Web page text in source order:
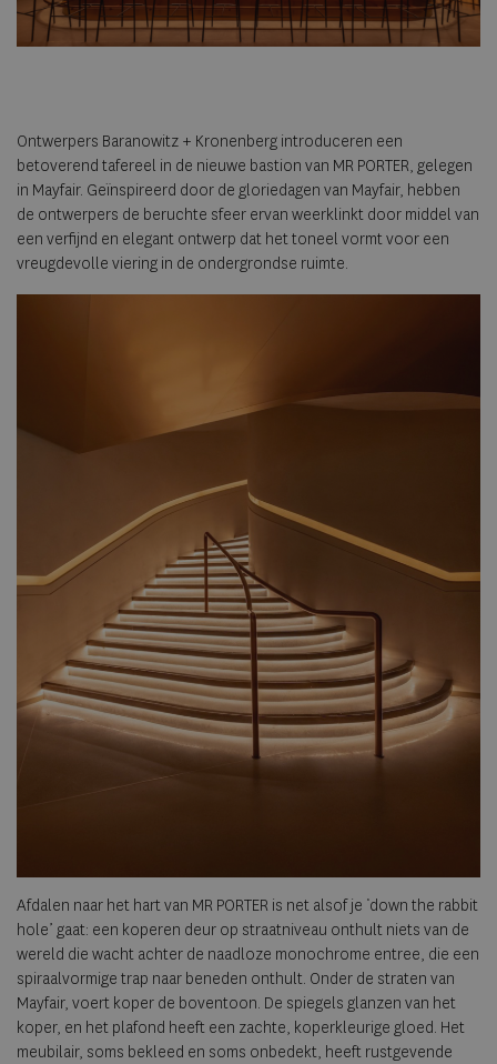
Ontwerpers Baranowitz + Kronenberg introduceren een
betoverend tafereel in de nieuwe bastion van MR PORTER, gelegen
in Mayfair. Geïnspireerd door de gloriedagen van Mayfair, hebben
de ontwerpers de beruchte sfeer ervan weerklinkt door middel van
een verfijnd en elegant ontwerp dat het toneel vormt voor een
vreugdevolle viering in de ondergrondse ruimte.
Afdalen naar het hart van MR PORTER is net alsof je ‘down the rabbit
hole’ gaat: een koperen deur op straatniveau onthult niets van de
wereld die wacht achter de naadloze monochrome entree, die een
spiraalvormige trap naar beneden onthult. Onder de straten van
Mayfair, voert koper de boventoon. De spiegels glanzen van het
koper, en het plafond heeft een zachte, koperkleurige gloed. Het
meubilair, soms bekleed en soms onbedekt, heeft rustgevende